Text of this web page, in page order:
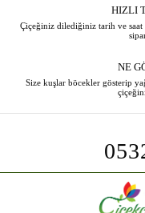
HIZLI
Çiçeğiniz dilediğiniz tarih ve saat
NE
Size kuşlar böcekler gösterip